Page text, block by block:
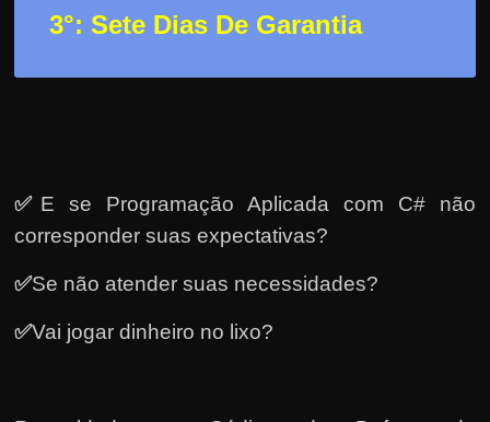
a
s
c
m
3°: Sete Dias De Garantia
✅ E se Programação Aplicada com C# não
corresponder suas expectativas?
✅Se não atender suas necessidades?
✅Vai jogar dinheiro no lixo?